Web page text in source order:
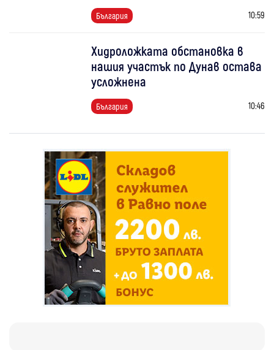
България 10:59
Хидроложката обстановка в
нашия участък по Дунав остава
усложнена
България 10:46